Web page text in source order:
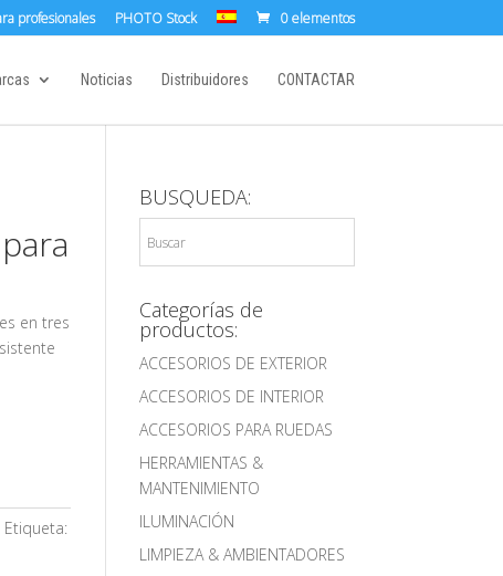
profesionales PHOTO Stock 0 elementos
Noticias Distribuidores CONTACTAR
en tres
Etiqueta:
BUSQUEDA:
Categorías de
productos:
ACCESORIOS DE EXTERIOR
ACCESORIOS DE INTERIOR
ACCESORIOS PARA RUEDAS
HERRAMIENTAS &
MANTENIMIENTO
ILUMINACIÓN
LIMPIEZA & AMBIENTADORES